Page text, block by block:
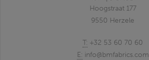
Hoogstraat 177
9550 Herzele
T: +32 53 60 70 60
E: info@bmfabrics.com